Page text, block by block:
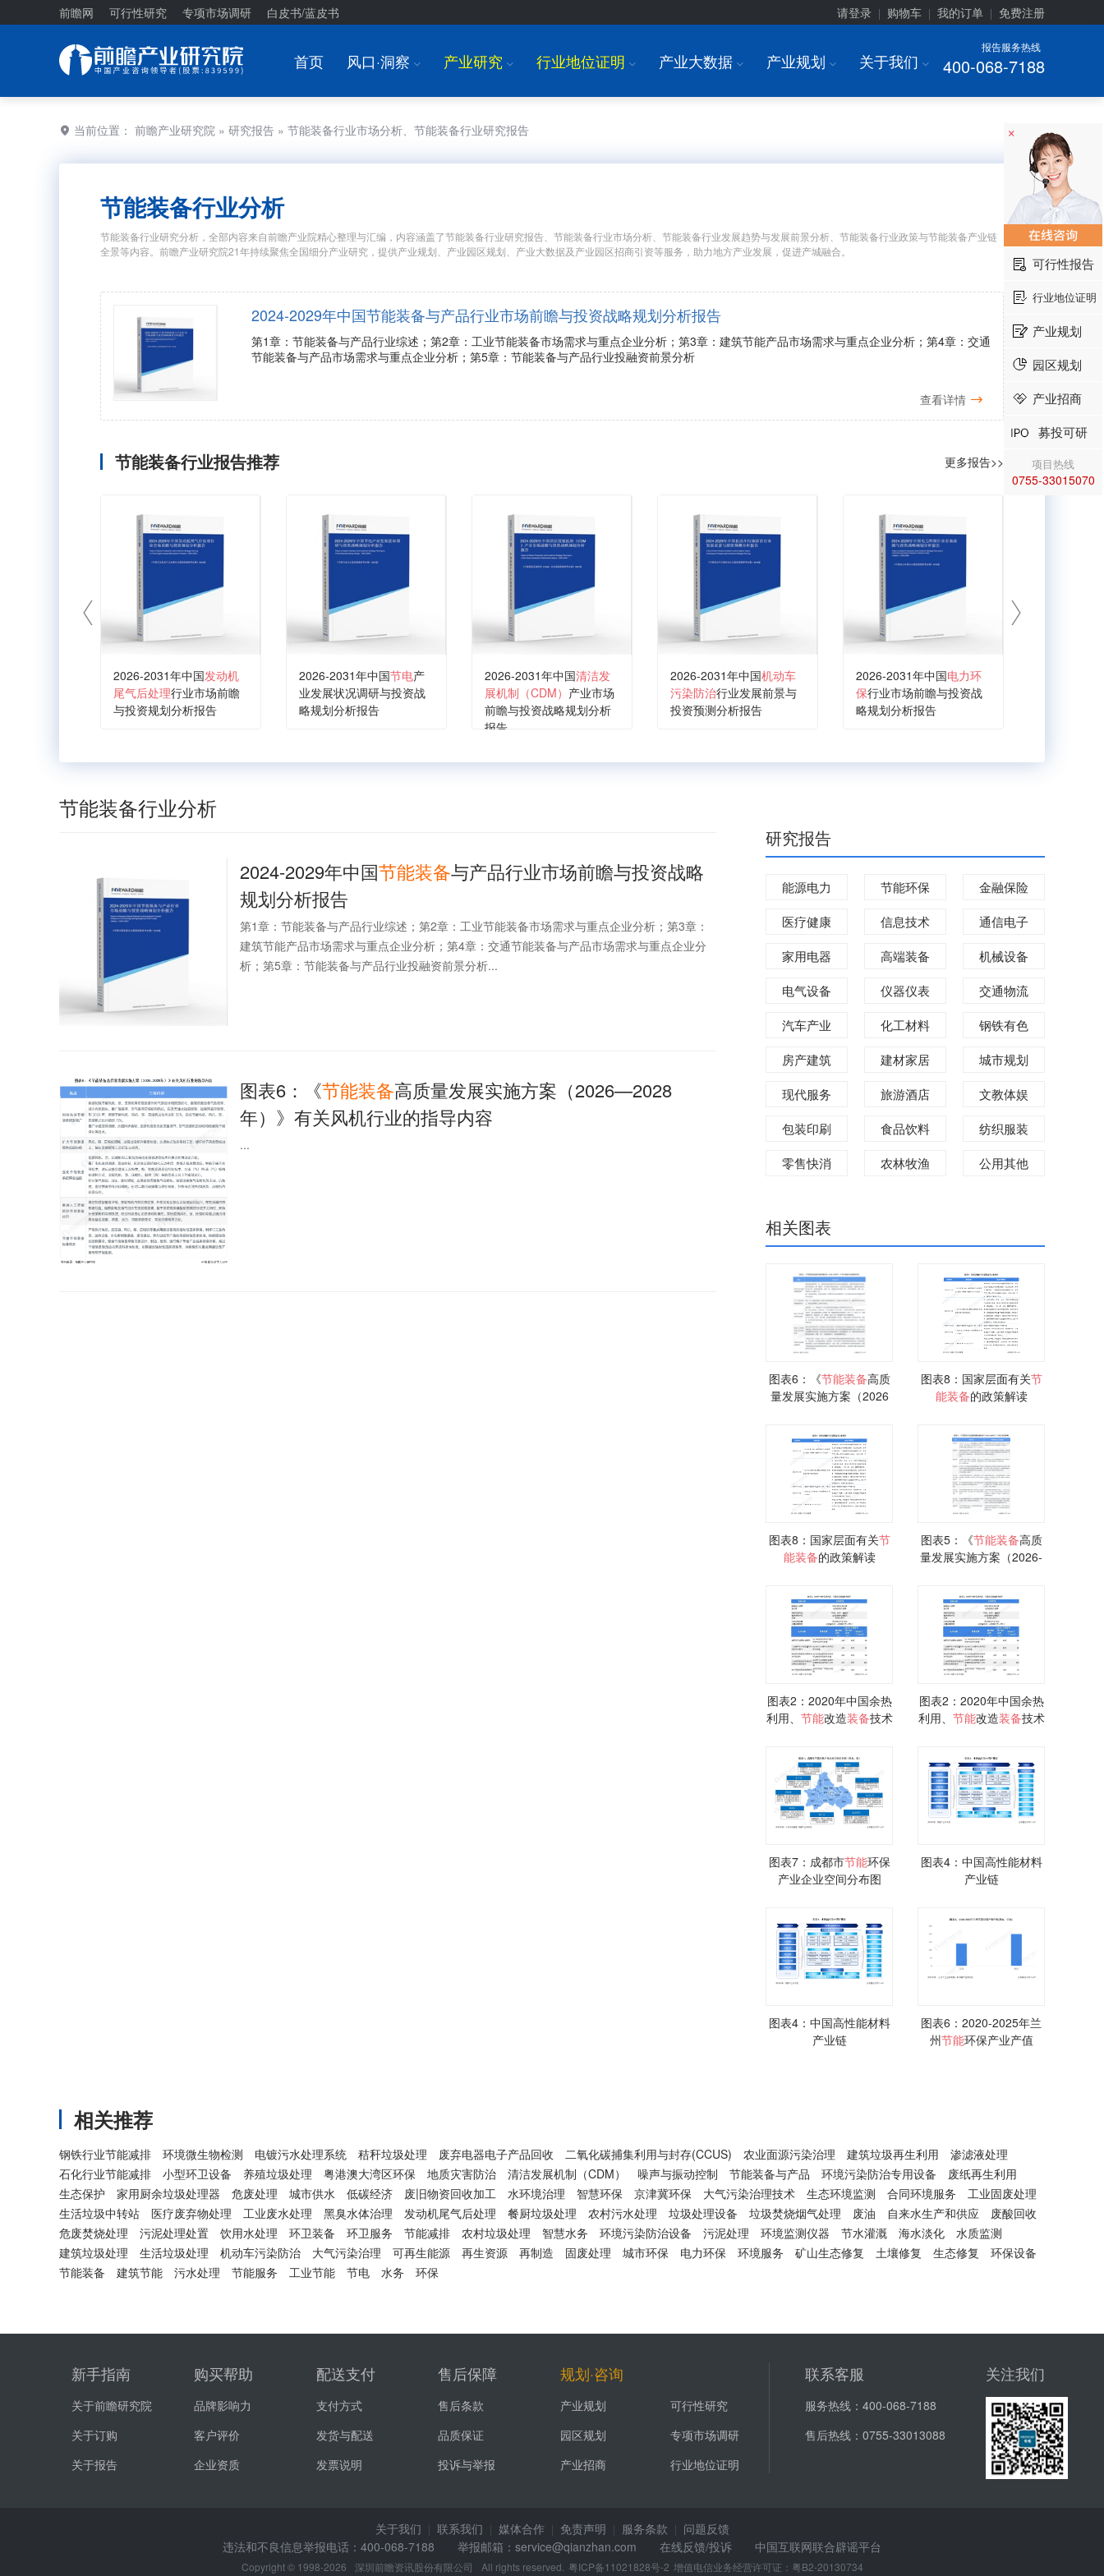
前瞻网 可行性研究 专项市场调研 白皮书/蓝皮书 请登录 购物车 我的订单 免费注册
报告服务热线
400-068-7188
首页 风口·洞察 I 产业研究 I 行业地位证明 I 产业大数据 I 产业规划 I 关于我们 I
当前位置： 前瞻产业研究院 » 研究报告 » 节能装备行业市场分析、节能装备行业研究报告
节能装备行业分析
节能装备行业研究分析，全部内容来自前瞻产业院精心整理与汇编，内容涵盖了节能装备行业研究报告、节能装备行业市场分析、节能装备行业发展趋势与发展前景分析、节能装备行业政策与节能装备产业链
全景等内容。前瞻产业研究院21年持续聚焦全国细分产业研究，提供产业规划、产业园区规划、产业大数据及产业园区招商引资等服务，助力地方产业发展，促进产城融合。
2024-2029年中国节能装备与产品行业市场前瞻与投资战略规划分析报告
第1章：节能装备与产品行业综述；第2章：工业节能装备市场需求与重点企业分析；第3章：建筑节能产品市场需求与重点企业分析；第4章：交通
节能装备与产品市场需求与重点企业分析；第5章：节能装备与产品行业投融资前景分析
查看详情
节能装备行业报告推荐 更多报告>>
2026-2031年中国发动机
尾气后处理行业市场前瞻
与投资规划分析报告
2026-2031年中国节电产
业发展状况调研与投资战
略规划分析报告
2026-2031年中国清洁发
展机制（CDM） 产业市场
前瞻与投资战略规划分析
报告
2026-2031年中国机动车
污染防治行业发展前景与
投资预测分析报告
2026-2031年中国电力环
保行业市场前瞻与投资战
略规划分析报告
节能装备行业分析
2024-2029年中国节能装备与产品行业市场前瞻与投资战略
规划分析报告
第1章：节能装备与产品行业综述；第2章：工业节能装备市场需求与重点企业分析；第3章：
建筑节能产品市场需求与重点企业分析；第4章：交通节能装备与产品市场需求与重点企业分
析；第5章：节能装备与产品行业投融资前景分析...
图表6：《节能装备高质量发展实施方案（2026—2028
年）》有关风机行业的指导内容
...
研究报告
能源电力 节能环保
金融保险
医疗健康
信息技术
通信电子
家用电器
高端装备
机械设备
电气设备
仪器仪表
交通物流
汽车产业
化工材料
钢铁有色
房产建筑
建材家居
城市规划
现代服务
旅游酒店
文教体娱
包装印刷
食品饮料
纺织服装
零售快消
农林牧渔 公用其他
相关图表
图表6：《节能装备高质
量发展实施方案（2026
行业的指导内容
图表8：国家层面有关节
能装备的政策解读
图表8：国家层面有关节
能装备的政策解读
图表5：《节能装备高质
量发展实施方案（2026-
响
图表2：2020年中国余热
利用、 节能改造装备技术
图表2：2020年中国余热
利用、 节能改造装备技术
图表7：成都市节能环保
产业企业空间分布图
图表4：中国高性能材料
产业链
图表4：中国高性能材料
产业链
图表6：2020-2025年兰
州节能环保产业产值
相关推荐
钢铁行业节能减排 环境微生物检测 电镀污水处理系统 秸秆垃圾处理 废弃电器电子产品回收 二氧化碳捕集利用与封存(CCUS) 农业面源污染治理 建筑垃圾再生利用
渗滤液处理
石化行业节能减排
小型环卫设备 养殖垃圾处理 粤港澳大湾区环保 地质灾害防治 清洁发展机制（CDM） 噪声与振动控制 节能装备与产品 环境污染防治专用设备
废纸再生利用
生态保护
家用厨余垃圾处理器 危废处理 城市供水 低碳经济 废旧物资回收加工 水环境治理 智慧环保 京津冀环保 大气污染治理技术 生态环境监测 合同环境服务
工业固废处理
生活垃圾中转站
医疗废弃物处理 工业废水处理 黑臭水体治理 发动机尾气后处理 餐厨垃圾处理 农村污水处理 垃圾处理设备 垃圾焚烧烟气处理 废油 自来水生产和供应
废酸回收
危废焚烧处理
污泥处理处置 饮用水处理 环卫装备 环卫服务 节能减排 农村垃圾处理 智慧水务 环境污染防治设备 污泥处理 环境监测仪器 节水灌溉 海水淡化
水质监测
建筑垃圾处理
生活垃圾处理 机动车污染防治 大气污染治理 可再生能源 再生资源 再制造 固废处理 城市环保 电力环保 环境服务 矿山生态修复 土壤修复 生态修复
环保设备
节能装备
建筑节能 污水处理 节能服务 工业节能 节电 水务 环保
×
可行性报告
行业地位证明
产业规划
园区规划
产业招商
募投可研
项目热线
0755-33015070
新手指南
关于前瞻研究院
关于订购
关于报告
购买帮助
品牌影响力
客户评价
企业资质
配送支付
支付方式
发货与配送
发票说明
售后保障
售后条款
品质保证
投诉与举报
规划·咨询
产业规划
可行性研究
园区规划
专项市场调研
产业招商
行业地位证明
联系客服
服务热线： 400-068-7188
售后热线： 0755-33013088
关注我们
关于我们 联系我们 媒体合作 免责声明 服务条款
问题反馈
违法和不良信息举报电话：400-068-7188 举报邮箱：service@qianzhan.com
在线反馈/投诉 中国互联网联合辟谣平台
Copyright © 1998-2026 深圳前瞻资讯股份有限公司 All rights reserved. 粤ICP备11021828号-2 增值电信业务经营许可证： 粤B2-20130734